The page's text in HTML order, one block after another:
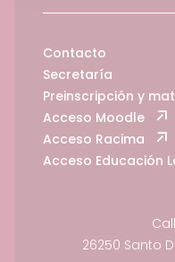
Contacto
Secretaría
Preinscripción y
Acceso Moodle
Acceso Racima
Acceso Educación
26250 Santo